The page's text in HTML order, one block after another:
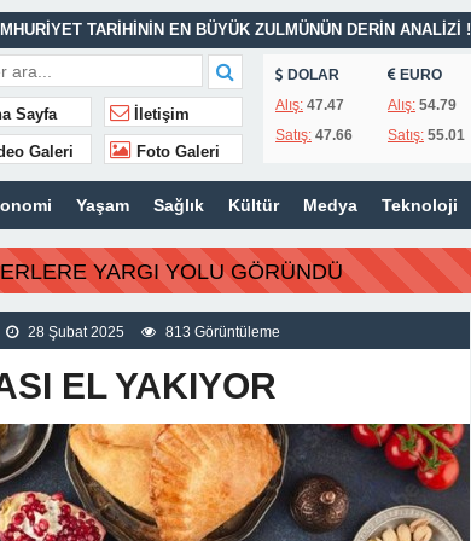
TARİHİNİN EN BÜYÜK ZULMÜNÜN DERİN ANALİZİ !
UNUTULMADI
– 42 “Kırık Şehirlerin Çocukları”
SONU !
Sayfa İletişim
Galeri Foto Galeri
DOLAR
Alış: 47.47
Satış: 47.66
EURO
Alış:54.79
Satış:55.01
Yaşam Sağlık Kültür Medya Teknoloji
YARGI YOLU GÖRÜNDÜ
28 Şubat 2025 813 Görüntüleme
EL YAKIYOR